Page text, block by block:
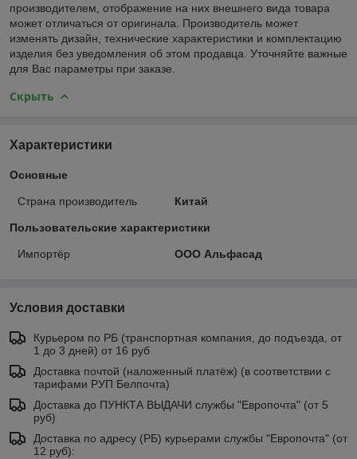
производителем, отображение на них внешнего вида товара
может отличаться от оригинала. Производитель может
изменять дизайн, технические характеристики и комплектацию
изделия без уведомления об этом продавца. Уточняйте важные
для Вас параметры при заказе.
Скрыть
Характеристики
Основные
Страна производитель Китай
Пользовательские характеристики
Импортёр ООО Альфасад
Условия доставки
Курьером по РБ (транспортная компания, до подъезда, от
1 до 3 дней) от 16 руб
Доставка почтой (наложенный платёж) (в соответствии с
тарифами РУП Белпочта)
Доставка до ПУНКТА ВЫДАЧИ службы "Европочта" (от 5
руб)
Доставка по адресу (РБ) курьерами службы "Европочта" (от
12 руб):